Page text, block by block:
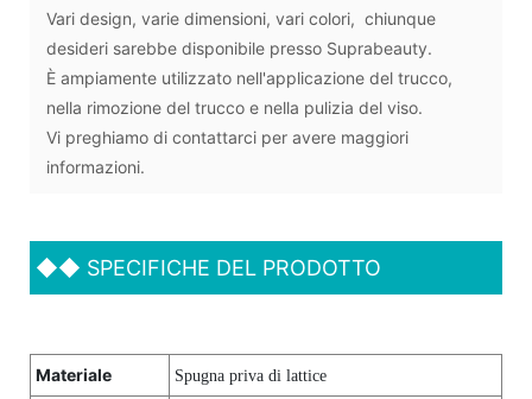
Vari design, varie dimensioni, vari colori, chiunque
desideri sarebbe disponibile presso Suprabeauty.
È ampiamente utilizzato nell'applicazione del trucco,
nella rimozione del trucco e nella pulizia del viso.
Vi preghiamo di contattarci per avere maggiori
informazioni.
◆◆ SPECIFICHE DEL PRODOTTO
Materiale Spugna priva di lattice